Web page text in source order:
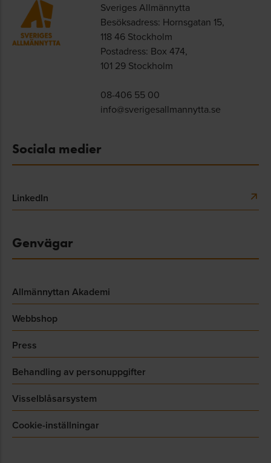
Sveriges Allmännytta
Besöksadress: Hornsgatan 15,
118 46 Stockholm
Postadress: Box 474,
101 29 Stockholm
08-406 55 00
info@sverigesallmannytta.se
Sociala medier
LinkedIn
Genvägar
Allmännyttan Akademi
Webbshop
Press
Behandling av personuppgifter
Visselblåsarsystem
Cookie-inställningar